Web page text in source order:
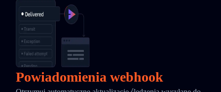
Powiadomienia webhook